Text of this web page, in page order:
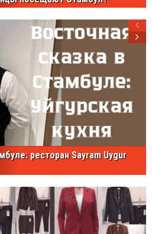
ресторан Sayram Uygur